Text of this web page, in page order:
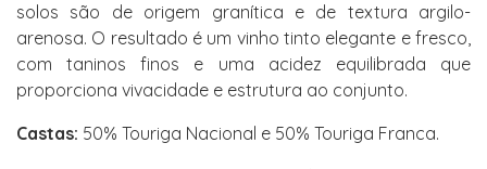
solos são de origem granítica e de textura argilo-
arenosa. O resultado é um vinho tinto elegante e fresco,
com taninos finos e uma acidez equilibrada que
proporciona vivacidade e estrutura ao conjunto.
Castas: 50% Touriga Nacional e 50% Touriga Franca.